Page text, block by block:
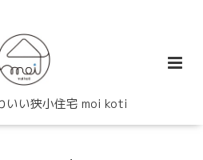
いい狭小住宅 moi koti